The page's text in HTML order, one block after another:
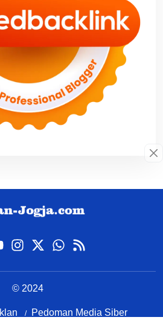
© 2024
Iklan Pedoman Media Siber